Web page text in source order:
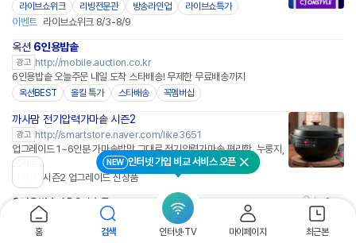
라이브쇼위크 리빙전문관 방송라인업 라이브쇼특가
이벤트 라이브쇼위크 8/3-8/9
옥션 6인용밥솥
광고 http://mobile.auction.co.kr
6인용밥솥 오늘주문 내일 도착 스타배송! 무제한 무료배송까지
옥션BEST 올킬 특가 스타배송 꼭멤버십
까사맘 전기압력가마솥 시즌2
광고 http://smartstore.naver.com/like3651
업그레이드 1~6인분 가마솥밥맛 그대로 전기압력가마솥 편리함, 누룽지,
요거트
시즌2 업그레이드 신상품
6인용밥솥 ABC판촉물
http://abc777.kr
판촉물제작, 6인용밥솥, 가성비 홍보물, 초특가할인, 소량/대량, 단체선물
전
페
이
지
NEW 인터넷 가입 비교 서비스 오픈 닫기
홈 검색 인터넷·TV 마이페이지 최근본